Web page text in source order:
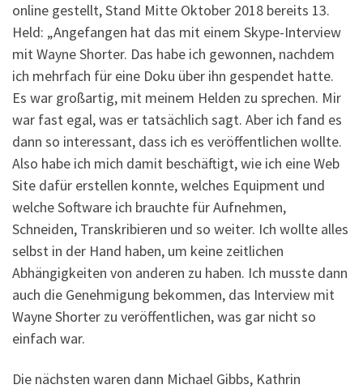
online gestellt, Stand Mitte Oktober 2018 bereits 13.
Held: „Angefangen hat das mit einem Skype-Interview
mit Wayne Shorter. Das habe ich gewonnen, nachdem
ich mehrfach für eine Doku über ihn gespendet hatte.
Es war großartig, mit meinem Helden zu sprechen. Mir
war fast egal, was er tatsächlich sagt. Aber ich fand es
dann so interessant, dass ich es veröffentlichen wollte.
Also habe ich mich damit beschäftigt, wie ich eine Web
Site dafür erstellen konnte, welches Equipment und
welche Software ich brauchte für Aufnehmen,
Schneiden, Transkribieren und so weiter. Ich wollte alles
selbst in der Hand haben, um keine zeitlichen
Abhängigkeiten von anderen zu haben. Ich musste dann
auch die Genehmigung bekommen, das Interview mit
Wayne Shorter zu veröffentlichen, was gar nicht so
einfach war.
Die nächsten waren dann Michael Gibbs, Kathrin